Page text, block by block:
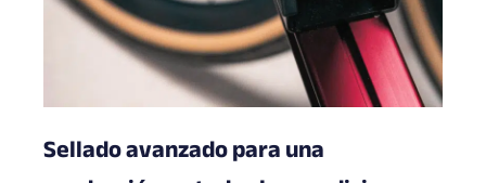
Sellado avanzado para una